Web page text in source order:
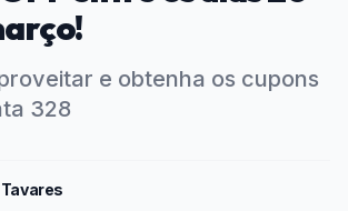
e obtenha os cupons
328